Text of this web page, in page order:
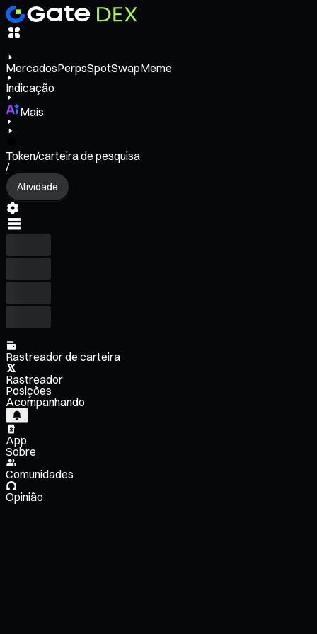
MercadosPerpsSpotSwapMeme
Indicação
Mais
Token/carteira de pesquisa
/
Atividade
Rastreador de carteira
Rastreador
Posições
Acompanhando
App
Sobre
Comunidades
Opinião